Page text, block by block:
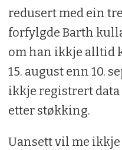
redusert med ein
forfylgde Barth
om han ikkje alltid
15. august enn 10.
ikkje registrert
etter støkking.
Uansett vil me